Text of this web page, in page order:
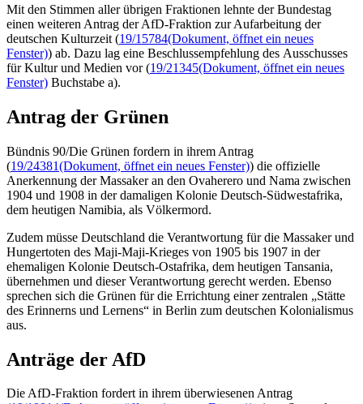
Mit den Stimmen aller übrigen Fraktionen lehnte der Bundestag
einen weiteren Antrag der AfD-Fraktion zur Aufarbeitung der
deutschen Kulturzeit (19/15784(Dokument, öffnet ein neues
Fenster)) ab. Dazu lag eine Beschlussempfehlung des Ausschusses
für Kultur und Medien vor (19/21345(Dokument, öffnet ein neues
Fenster) Buchstabe a).
Antrag der Grünen
Bündnis 90/Die Grünen fordern in ihrem Antrag
(19/24381(Dokument, öffnet ein neues Fenster)) die offizielle
Anerkennung der Massaker an den Ovaherero und Nama zwischen
1904 und 1908 in der damaligen Kolonie Deutsch-Südwestafrika,
dem heutigen Namibia, als Völkermord.
Zudem müsse Deutschland die Verantwortung für die Massaker und
Hungertoten des Maji-Maji-Krieges von 1905 bis 1907 in der
ehemaligen Kolonie Deutsch-Ostafrika, dem heutigen Tansania,
übernehmen und dieser Verantwortung gerecht werden. Ebenso
sprechen sich die Grünen für die Errichtung einer zentralen „Stätte
des Erinnerns und Lernens“ in Berlin zum deutschen Kolonialismus
aus.
Anträge der AfD
Die AfD-Fraktion fordert in ihrem überwiesenen Antrag